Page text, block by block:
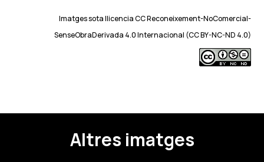
Imatges sota llicencia CC Reconeixement-NoComercial-
SenseObraDerivada 4.0 Internacional (CC BY-NC-ND 4.0)
Altres imatges